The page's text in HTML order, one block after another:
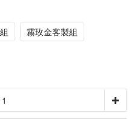
霧玫金客製組